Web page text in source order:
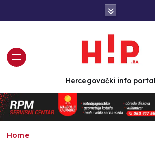
n
t
e
Hercegovački info portal
Home